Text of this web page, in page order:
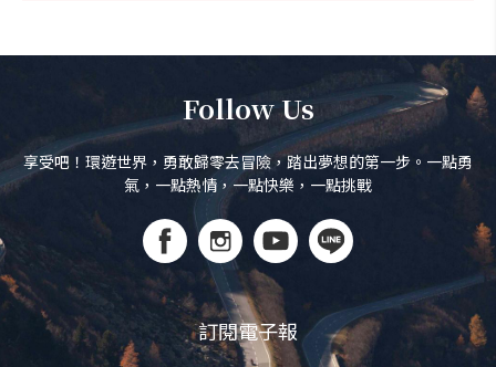
Follow Us
享受吧！環遊世界，勇敢歸零去冒險，踏出夢想的第一步。一點勇
氣，一點熱情，一點快樂，一點挑戰
訂閱電子報